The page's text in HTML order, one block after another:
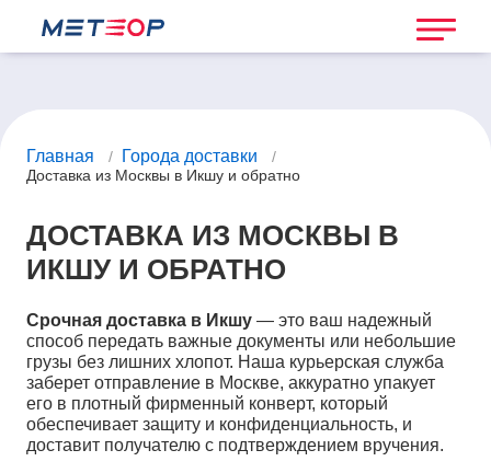
Главная / Города доставки
/
Доставка из Москвы в Икшу и обратно
ДОСТАВКА ИЗ МОСКВЫ В
ИКШУ И ОБРАТНО
Срочная доставка в Икшу — это ваш надежный
способ передать важные документы или небольшие
грузы без лишних хлопот. Наша курьерская служба
заберет отправление в Москве, аккуратно упакует
его в плотный фирменный конверт, который
обеспечивает защиту и конфиденциальность, и
доставит получателю с подтверждением вручения.